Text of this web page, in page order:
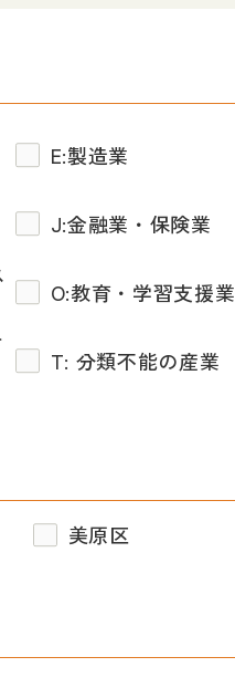
E:製造業
J:金融業・保険業
O:教育・学習支援業
T: 分類不能の産業
美原区